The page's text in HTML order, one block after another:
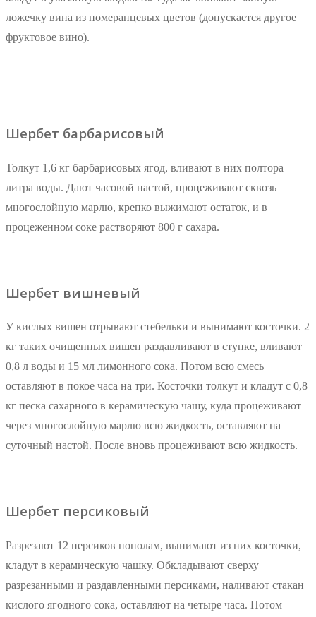
ложечку вина из померанцевых цветов (допускается другое
фруктовое вино).
Шербет барбарисовый
Толкут 1,6 кг барбарисовых ягод, вливают в них полтора
литра воды. Дают часовой настой, процеживают сквозь
многослойную марлю, крепко выжимают остаток, и в
процеженном соке растворяют 800 г сахара.
Шербет вишневый
У кислых вишен отрывают стебельки и вынимают косточки. 2
кг таких очищенных вишен раздавливают в ступке, вливают
0,8 л воды и 15 мл лимонного сока. Потом всю смесь
оставляют в покое часа на три. Косточки толкут и кладут с 0,8
кг песка сахарного в керамическую чашу, куда процеживают
через многослойную марлю всю жидкость, оставляют на
суточный настой. После вновь процеживают всю жидкость.
Шербет персиковый
Разрезают 12 персиков пополам, вынимают из них косточки,
кладут в керамическую чашку. Обкладывают сверху
разрезанными и раздавленными персиками, наливают стакан
кислого ягодного сока, оставляют на четыре часа. Потом